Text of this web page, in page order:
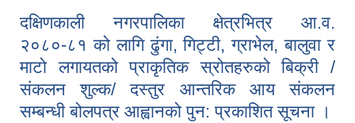
दक्षिणकाली नगरपालिका क्षेत्रभित्र आ.व.
२०८०-८१ को लागि ढुंगा, गिट्टी, ग्राभेल, बालुवा र
माटो लगायतको प्राकृतिक स्रोतहरुको बिक्री /
संकलन शुल्क/ दस्तुर आन्तरिक आय संकलन
सम्बन्धी बोलपत्र आह्वानको पुन: प्रकाशित सूचना ।